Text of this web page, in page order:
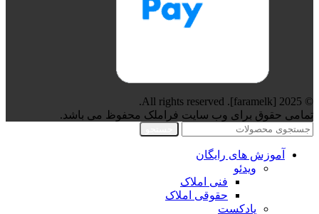
© 2025 [faramelk]. All rights reserved.
تمامی حقوق برای وب سایت فراملک محفوظ می باشد.
آموزش های رایگان
ویدئو
فنی املاک
حقوقی املاک
پادکست